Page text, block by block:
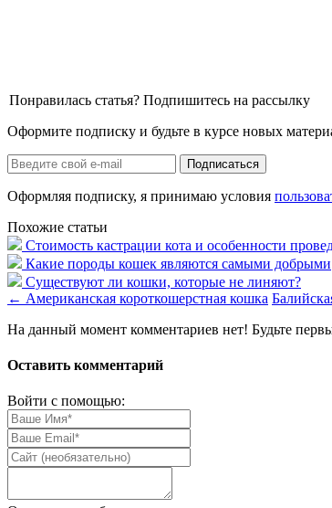
Понравилась статья? Подпишитесь на рассылку
Оформите подписку и будьте в курсе новых
Оформляя подписку, я принимаю условия
Похожие статьи
Стоимость кастрации кота и особенности
Какие породы кошек являются самыми добрыми
Существуют ли кошки, которые не линяют?
← Американская короткошерстная кошка
На данный момент комментариев нет! Будьте
Оставить комментарий
Войти с помощью: